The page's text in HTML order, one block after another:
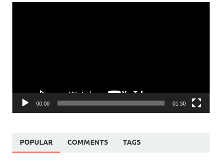
00:00 01:30
POPULAR COMMENTS TAGS